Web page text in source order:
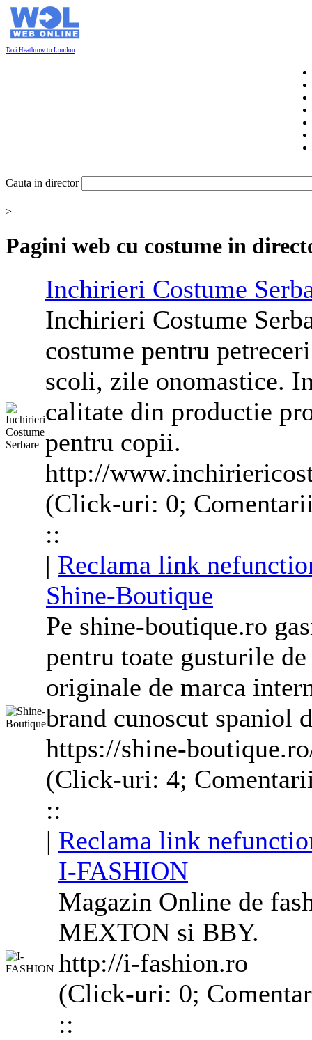
Taxi Heathrow to London
Cauta in director
>
Pagini web cu costume in
Inchirieri Costume
Inchirieri Costume
costume pentru
scoli, zile onomastice.
calitate din productie
pentru copii.
http://
(Click-uri: 0;
::
| Reclama link
Shine-Boutique
Pe shine-boutique.ro
pentru toate gusturile
originale de marca
brand cunoscut spaniol
https://shine-
(Click-uri: 4;
::
| Reclama link
I-FASHION
Magazin Online de
MEXTON si BBY.
http://i-fashion.ro
(Click-uri: 0;
::